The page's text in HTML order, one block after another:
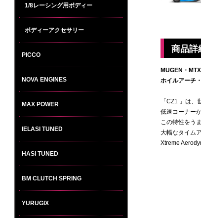
1/8レーシング用ボディー
ボディーアクセサリー
PICCO
NOVA ENGINES
MAX POWER
IELASI TUNED
HASI TUNED
BM CLUTCH SPRING
YURUGIX
商品詳
MUGEN・
ホイルアーチ
「CZ1 」は
低速コーナー
この特性をう
大幅なタイム
Xtreme